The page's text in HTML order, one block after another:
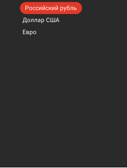
Российский рубль
Доллар США
Евро